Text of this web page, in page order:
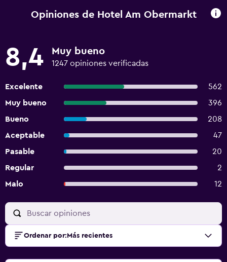
Opiniones de Hotel Am Obermarkt
8,4 Muy bueno
1247 opiniones verificadas
Excelente
562
Muy bueno
396
Bueno
208
Aceptable
47
Pasable
20
Regular
2
Malo
12
Ordenar por: Más recientes